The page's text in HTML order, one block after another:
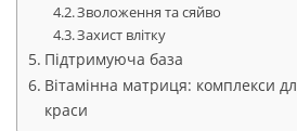
Зволоження та сяйво
Захист влітку
Підтримуюча база
Вітамінна матриця: комплекси
краси